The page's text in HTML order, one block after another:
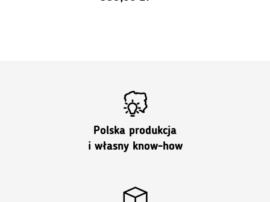
Polska produkcja
i własny know-how